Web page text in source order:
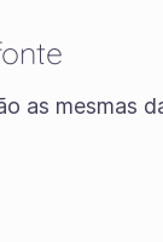
as mesmas